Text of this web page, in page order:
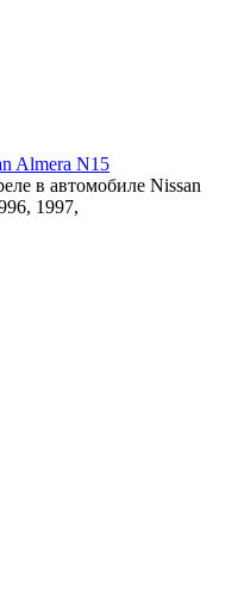
Almera N15
в автомобиле Nissan
1997,